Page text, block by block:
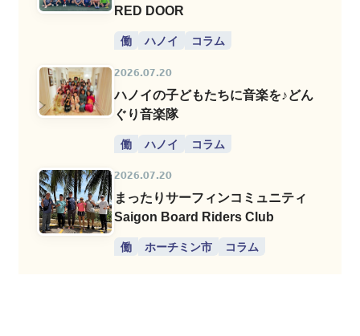
RED DOOR
働 ハノイ コラム
2026.07.20
ハノイの子どもたちに音楽を♪どん
ぐり音楽隊
働 ハノイ コラム
2026.07.20
まったりサーフィンコミュニティ
Saigon Board Riders Club
働 ホーチミン市 コラム